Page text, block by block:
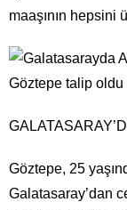
maaşının hepsini
Göztepe, 25
Galatasaray’dan